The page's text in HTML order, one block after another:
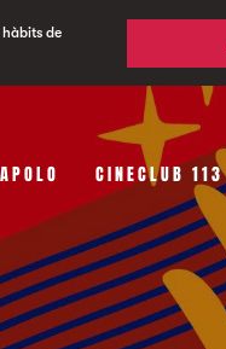
de
CINECLUB 113